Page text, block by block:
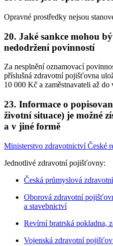
Opravné prostředky nejsou
20. Jaké sankce mohou
nedodržení povinností
Za nesplnění oznamovací
příslušná zdravotní pojišťovna
10 000 Kč a zaměstnavateli až
23. Informace o
životní situace) je možné
a v jiné formě
Ministerstvo zdravotnictví České
Jednotlivé zdravotní pojišťovny:
Česká průmyslová
Oborová zdravotní
a stavebnictví
Revírní bratrská pokladna,
Vojenská zdravotní